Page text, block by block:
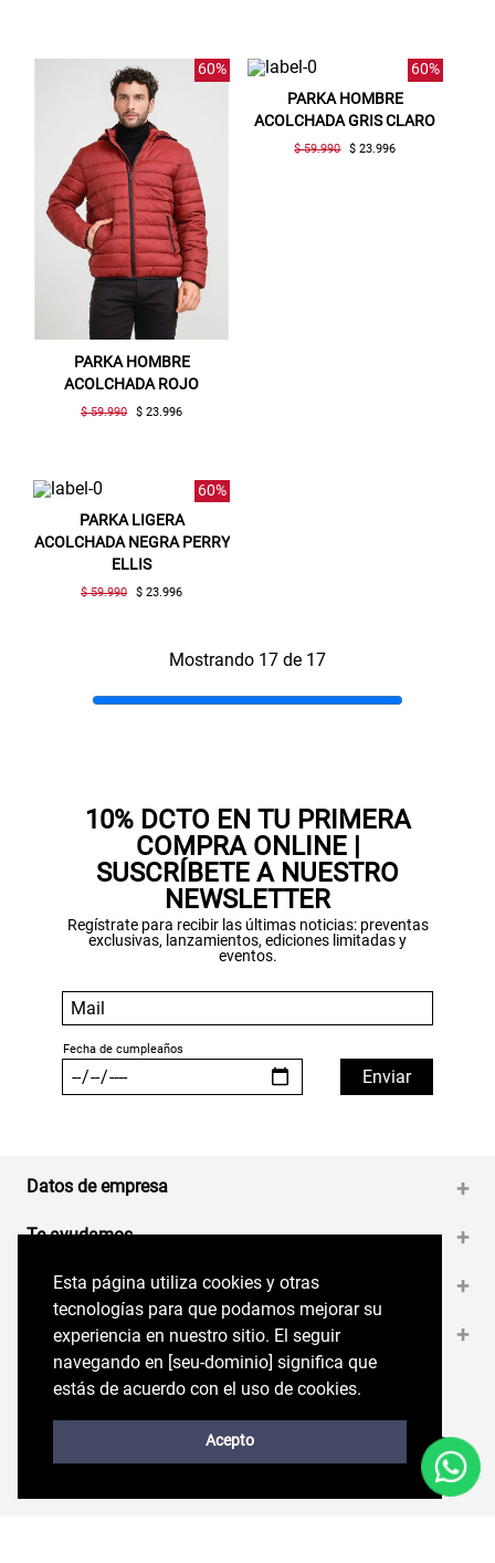
Esta página utiliza cookies y otras
tecnologías para que podamos mejorar su
experiencia en nuestro sitio. El seguir
navegando en perryellis.cl significa que estás
de acuerdo con el uso de cookies.
Acepto
Esta página utiliza cookies y otras
tecnologías para que podamos mejorar su
experiencia en nuestro sitio. El seguir
navegando en [seu-dominio] significa que
estás de acuerdo con el uso de cookies.
Acepto
60%
PARKA HOMBRE
ACOLCHADA ROJO
$ 59.990 $ 23.996
60%
PARKA HOMBRE
ACOLCHADA GRIS CLARO
$ 59.990 $ 23.996
60%
PARKA LIGERA
ACOLCHADA NEGRA PERRY
ELLIS
$ 59.990 $ 23.996
Mostrando 17 de 17
10% DCTO EN TU PRIMERA
COMPRA ONLINE |
SUSCRÍBETE A NUESTRO
NEWSLETTER
Regístrate para recibir las últimas noticias: preventas
exclusivas, lanzamientos, ediciones limitadas y
eventos.
Datos de empresa +
Te ayudamos +
Medios de pago +
Contáctanos +
Síguenos en nuestras RRSS
Trabaja con Nosotros